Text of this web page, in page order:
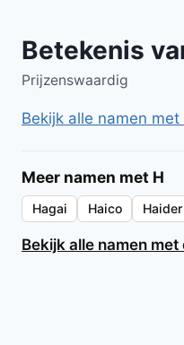
Betekenis
Prijzenswaardig
Bekijk alle namen
Meer namen met H
Hagai Haico Haider
Bekijk alle namen met